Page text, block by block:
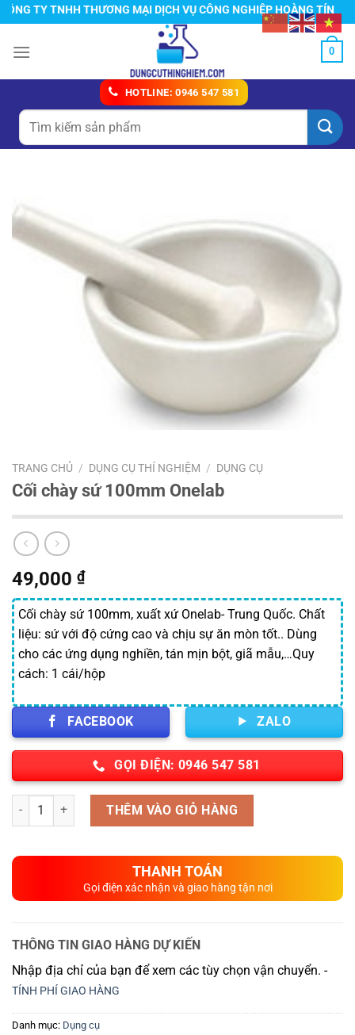
Chuyển
đến
nội
TY TNHH THƯƠNG MẠI DỊCH VỤ CÔNG NGHIỆP HOÀNG TÍN
0
HOTLINE: 0946 547 581
Tìm
kiếm:
TRANG CHỦ / DỤNG CỤ THÍ NGHIỆM / DỤNG CỤ
Cối chày sứ 100mm Onelab
49,000 ₫
Cối chày sứ 100mm, xuất xứ Onelab- Trung Quốc. Chất
liệu: sứ với độ cứng cao và chịu sự ăn mòn tốt.. Dùng
cho các ứng dụng nghiền, tán mịn bột, giã mẫu,…Quy
cách: 1 cái/hộp
FACEBOOK ZALO
GỌI ĐIỆN: 0946 547 581
Số lượng THÊM VÀO GIỎ HÀNG
THANH TOÁN
Gọi điện xác nhận và giao hàng tận nơi
THÔNG TIN GIAO HÀNG DỰ KIẾN
Nhập địa chỉ của bạn để xem các tùy chọn vận chuyển. -
TÍNH PHÍ GIAO HÀNG
Danh mục: Dụng cụ